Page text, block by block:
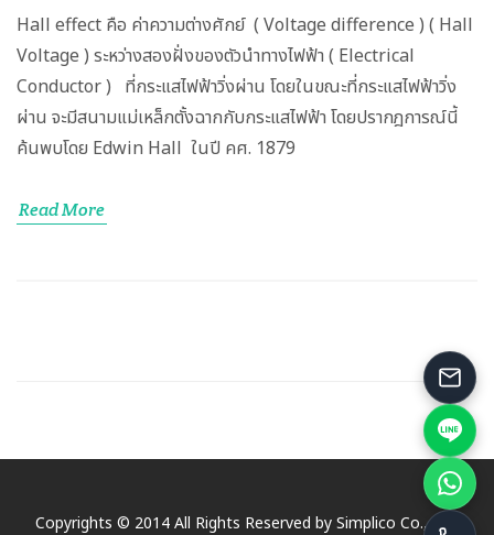
Hall effect คือ ค่าความต่างศักย์ ( Voltage difference ) ( Hall
Voltage ) ระหว่างสองฝั่งของตัวนำทางไฟฟ้า ( Electrical
Conductor ) ที่กระแสไฟฟ้าวิ่งผ่าน โดยในขณะที่กระแสไฟฟ้าวิ่ง
ผ่าน จะมีสนามแม่เหล็กตั้งฉากกับกระแสไฟฟ้า โดยปรากฎการณ์นี้
ค้นพบโดย Edwin Hall ในปี คศ. 1879
Read More
Copyrights © 2014 All Rights Reserved by Simplico Co., Ltd.